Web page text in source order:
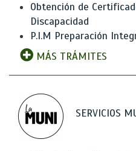
Obtención de
Discapacidad
P.I.M Preparación
MÁS TRÁMITES
SERVICIOS